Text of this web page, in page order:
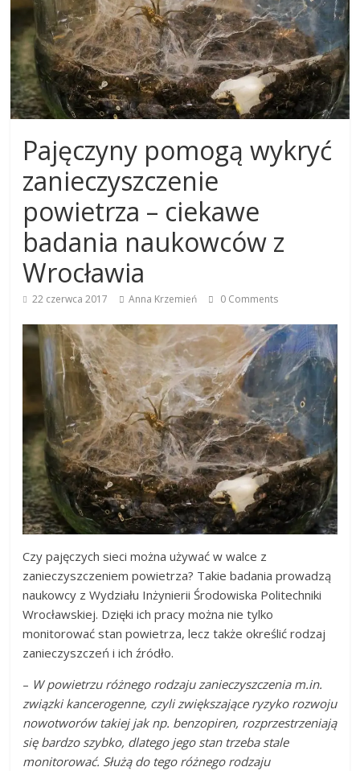
Pajęczyny pomogą wykryć
zanieczyszczenie
powietrza – ciekawe
badania naukowców z
Wrocławia
22 czerwca 2017 Anna Krzemień 0 Comments
Czy pajęczych sieci można używać w walce z
zanieczyszczeniem powietrza? Takie badania prowadzą
naukowcy z Wydziału Inżynierii Środowiska Politechniki
Wrocławskiej. Dzięki ich pracy można nie tylko
monitorować stan powietrza, lecz także określić rodzaj
zanieczyszczeń i ich źródło.
– W powietrzu różnego rodzaju zanieczyszczenia m.in.
związki kancerogenne, czyli zwiększające ryzyko rozwoju
nowotworów takiej jak np. benzopiren, rozprzestrzeniają
się bardzo szybko, dlatego jego stan trzeba stale
monitorować. Służą do tego różnego rodzaju